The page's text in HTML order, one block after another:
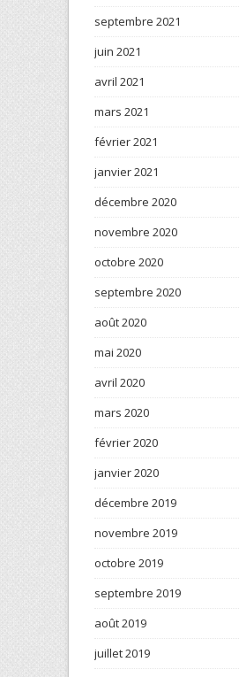
septembre 2021
juin 2021
avril 2021
mars 2021
février 2021
janvier 2021
décembre 2020
novembre 2020
octobre 2020
septembre 2020
août 2020
mai 2020
avril 2020
mars 2020
février 2020
janvier 2020
décembre 2019
novembre 2019
octobre 2019
septembre 2019
août 2019
juillet 2019